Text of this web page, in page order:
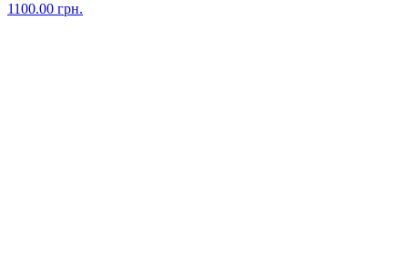
1100.00 грн.